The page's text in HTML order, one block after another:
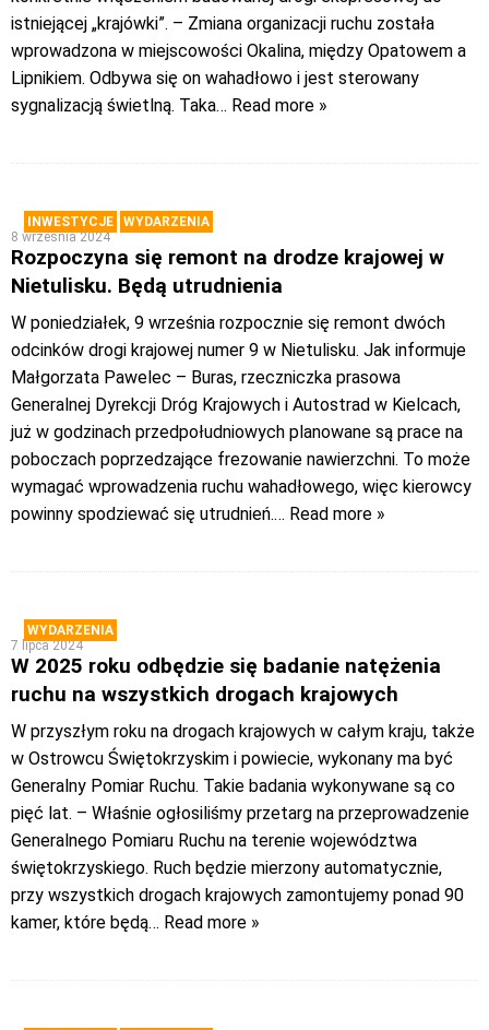
istniejącej „krajówki”. – Zmiana organizacji ruchu została
wprowadzona w miejscowości Okalina, między Opatowem a
Lipnikiem. Odbywa się on wahadłowo i jest sterowany
sygnalizacją świetlną. Taka… Read more »
INWESTYCJE
WYDARZENIA
8 września 2024
Rozpoczyna się remont na drodze krajowej w
Nietulisku. Będą utrudnienia
W poniedziałek, 9 września rozpocznie się remont dwóch
odcinków drogi krajowej numer 9 w Nietulisku. Jak informuje
Małgorzata Pawelec – Buras, rzeczniczka prasowa
Generalnej Dyrekcji Dróg Krajowych i Autostrad w Kielcach,
już w godzinach przedpołudniowych planowane są prace na
poboczach poprzedzające frezowanie nawierzchni. To może
wymagać wprowadzenia ruchu wahadłowego, więc kierowcy
powinny spodziewać się utrudnień.… Read more »
WYDARZENIA
7 lipca 2024
W 2025 roku odbędzie się badanie natężenia
ruchu na wszystkich drogach krajowych
W przyszłym roku na drogach krajowych w całym kraju, także
w Ostrowcu Świętokrzyskim i powiecie, wykonany ma być
Generalny Pomiar Ruchu. Takie badania wykonywane są co
pięć lat. – Właśnie ogłosiliśmy przetarg na przeprowadzenie
Generalnego Pomiaru Ruchu na terenie województwa
świętokrzyskiego. Ruch będzie mierzony automatycznie,
przy wszystkich drogach krajowych zamontujemy ponad 90
kamer, które będą… Read more »